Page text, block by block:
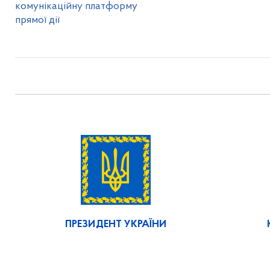
комунікаційну платформу
прямої дії
ПРЕЗИДЕНТ УКРАЇНИ